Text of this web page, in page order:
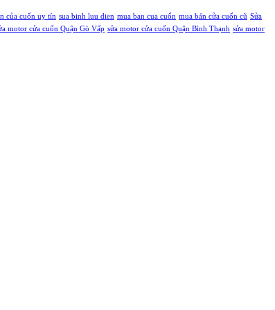
của cuốn uy tín sua binh luu dien mua ban cua cuốn mua bán cửa cuốn cũ Sửa
motor cửa cuốn Quận Gò Vấp sửa motor cửa cuốn Quận Bình Thạnh sửa motor